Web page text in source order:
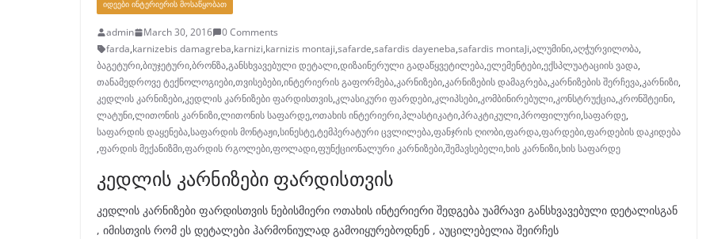
ᲘᲓᲔᲔᲑᲘ ᲘᲜᲢᲔᲠᲘᲔᲠᲘᲡ ᲛᲝᲡᲐᲬᲧᲝᲑᲐᲗ
admin March 30, 2016
0 Comments
farda,karnizebis damagreba,karnizi,karnizis montaji,safarde,safardis dayeneba,safardis montaJi,ალუმინი,აღჭურვილობა,
ბაგეტური,ბიუჯეტური,ბრონზა,განსხვავებული დეტალი,დიზაინერული გადაწყვეტილება,ელემენტები,ექსპლუატაციის ვადა,
თანამედროვე ტექნოლოგიები,თვისებები,ინტერიერის გაფორმება,კარნიზები,კარნიზების დამაგრება,კარნიზების შერჩევა,კარნიზი,
კედლის კარნიზები,კედლის კარნიზები ფარდისთვის,კლასიკური ფარდები,კლიპსები,კომბინირებული,კონსტრუქცია,კრონშტეინი,
ლატუნი,ლითონის კარნიზი,ლითონის საფარდე,ოთახის ინტერიერი,პლასტიკატი,პრაკტიკული,პროფილური,საფარდე,
საფარდის დაყენება,საფარდის მონტაჟი,სინესტე,ტემპერატური ცვლილება,ფანჯრის ღიობი,ფარდა,ფარდები,ფარდების დაკიდება
,ფარდის მექანიზმი,ფარდის რგოლები,ფოლადი,ფუნქციონალური კარნიზები,შემავსებელი,ხის კარნიზი,ხის საფარდე
კედლის კარნიზები ფარდისთვის
კედლის კარნიზები ფარდისთვის ნებისმიერი ოთახის ინტერიერი შედგება უამრავი განსხვავებული დეტალისგან
, იმისთვის რომ ეს დეტალები ჰარმონიულად გამოიყურებოდნენ , აუცილებელია შეირჩეს